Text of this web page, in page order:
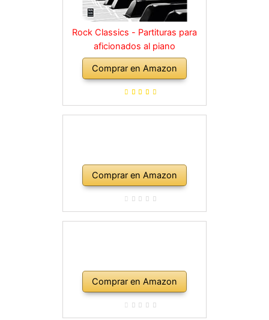
Rock Classics - Partituras para
aficionados al piano
Comprar en Amazon
Comprar en Amazon
Comprar en Amazon